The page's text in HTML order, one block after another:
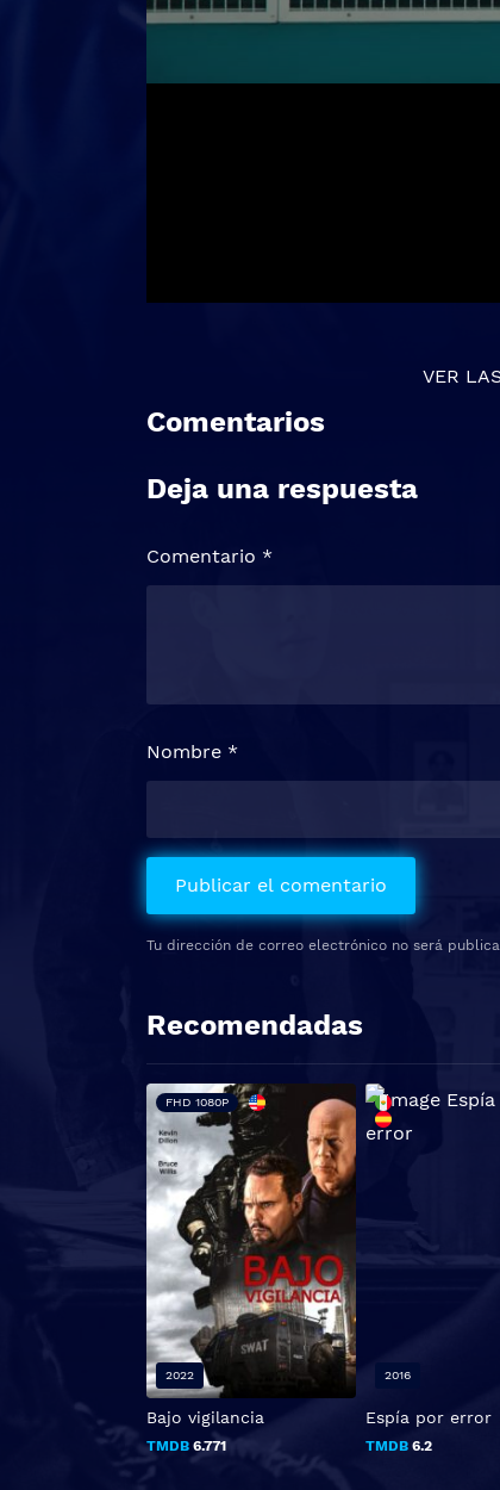
VER
Comentarios
Deja una respuesta
Tu dirección de correo electrónico no será
Comentario *
Nombre *
Recomendadas
Bajo vigilancia
TMDB 6.771
FHD 1080P
2022
Espía por error
TMDB 6.2
2016